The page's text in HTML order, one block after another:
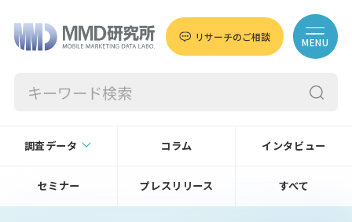
リサーチのご相談 MENU
調査データ コラム インタビュー
セミナー プレスリリース すべて